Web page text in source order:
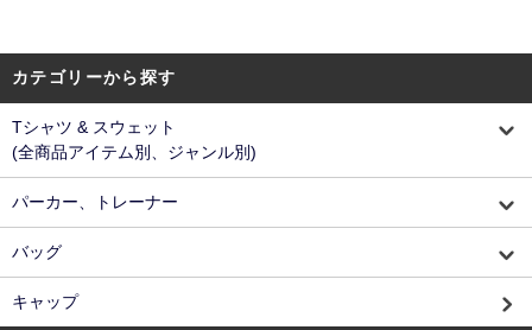
カテゴリーから探す
Tシャツ & スウェット
(全商品アイテム別、ジャンル別)
パーカー、トレーナー
バッグ
キャップ